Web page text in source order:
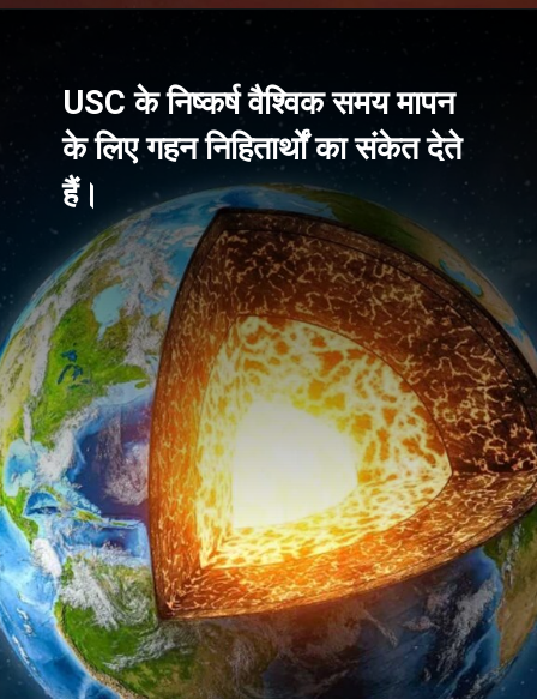
USC के निष्कर्ष वैश्विक समय मापन
के लिए गहन निहितार्थों का संकेत देते
हैं।